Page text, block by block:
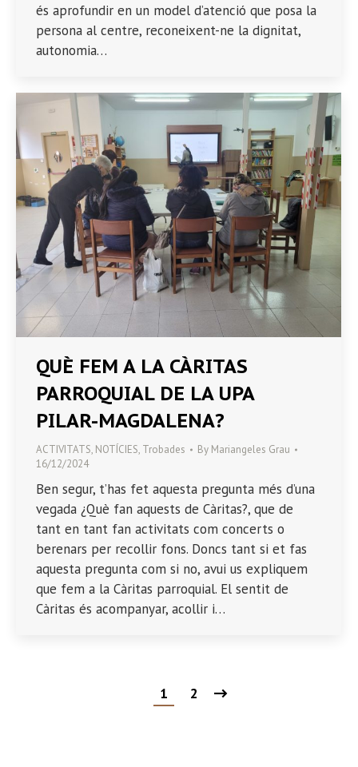
és aprofundir en un model d’atenció que posa la
persona al centre, reconeixent-ne la dignitat,
autonomia…
QUÈ FEM A LA CÀRITAS
PARROQUIAL DE LA UPA
PILAR-MAGDALENA?
ACTIVITATS, NOTÍCIES, Trobades By Mariangeles Grau
16/12/2024
Ben segur, t’has fet aquesta pregunta més d’una
vegada ¿Què fan aquests de Càritas?, que de
tant en tant fan activitats com concerts o
berenars per recollir fons. Doncs tant si et fas
aquesta pregunta com si no, avui us expliquem
que fem a la Càritas parroquial. El sentit de
Càritas és acompanyar, acollir i…
1 2